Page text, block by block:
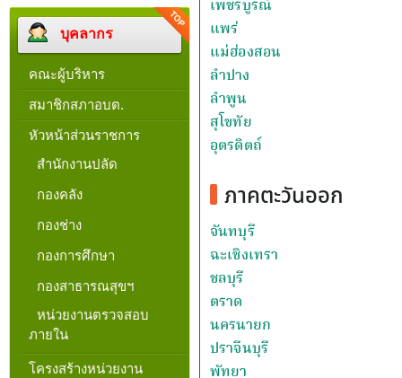
บุคลากร
คณะผู้บริหาร
สมาชิกสภาอบต.
หัวหน้าส่วนราชการ
สำนักงานปลัด
กองคลัง
กองช่าง
กองการศึกษา
กองสาธารณสุขฯ
หน่วยงานตรวจสอบ
ภายใน
โครงสร้างหน่วยงาน​